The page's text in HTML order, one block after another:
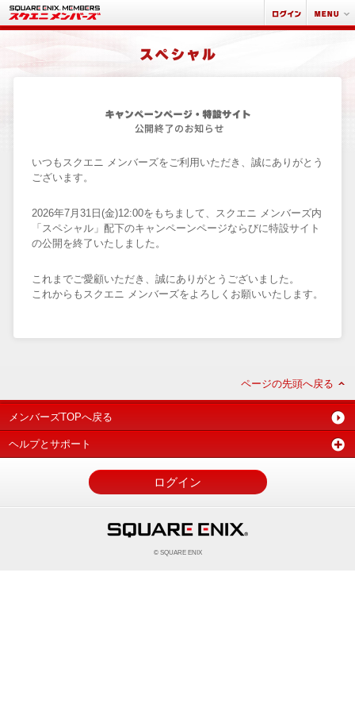
いつもスクエニ メンバーズをご利用いただき、誠にありがとう
ございます。
2026年7月31日(金)12:00をもちまして、スクエニ メンバーズ内
「スペシャル」配下のキャンペーンページならびに特設サイト
の公開を終了いたしました。
これまでご愛顧いただき、誠にありがとうございました。
これからもスクエニ メンバーズをよろしくお願いいたします。
ページの先頭へ戻る
メンバーズTOPへ戻る
ヘルプとサポート
ログイン
© SQUARE ENIX